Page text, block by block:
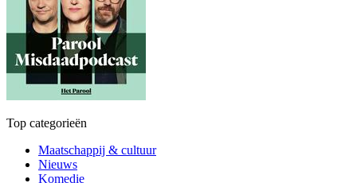
Top categorieën
Maatschappij & cultuur
Nieuws
Komedie